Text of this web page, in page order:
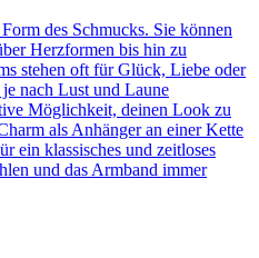
des Schmucks. Sie können
Herzformen bis hin zu
stehen oft für Glück, Liebe oder
nach Lust und Laune
Möglichkeit, deinen Look zu
als Anhänger an einer Kette
ein klassisches und zeitloses
und das Armband immer